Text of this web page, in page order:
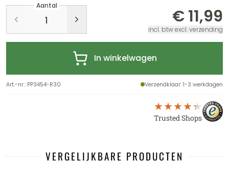
Aantal
€ 11,99
incl. btw excl. verzending
In winkelwagen
Art.-nr.: PP3454-R30 Verzendklaar: 1-3 werkdagen
Trusted Shops
VERGELIJKBARE PRODUCTEN